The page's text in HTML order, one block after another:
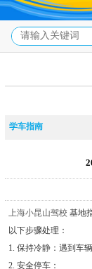
学车指南
上海小昆山驾校基地
以下步骤处理：
1. 保持冷静：遇到车
2. 安全停车：